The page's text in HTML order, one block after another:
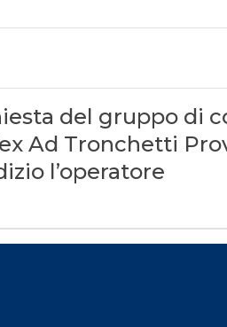
del gruppo di
Ad Tronchetti
l’operatore